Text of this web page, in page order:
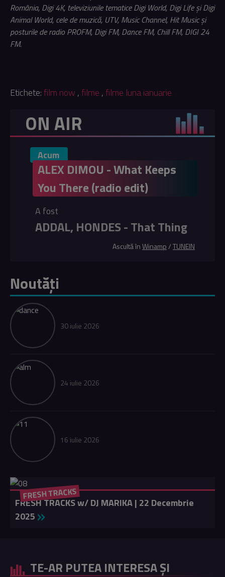
România, Digi 4K, televiziunile tematice Digi World, Digi Life și Digi
Animal World, cele de muzică, UTV, Music Channel, Hit Music și
posturile de radio PROFM, Digi FM, Dance FM, Chill FM, DIGI 24
FM.
Etichete:film now ,filme ,filme luna ianuarie
ON AIR
Acum
ALEX DIMOU - What Keeps
You There (radio edit)
A fost
ADDAL, HONDES - That Thing
Ascultă înWinamp/TUNEIN
Noutăți
30 iulie 2026
24 iulie 2026
16 iulie 2026
FRESH TRACKS
FRESH TRACKS w/ DJ MARIKA | 22 Decembrie
2025
TE-AR PUTEA INTERESA ȘI